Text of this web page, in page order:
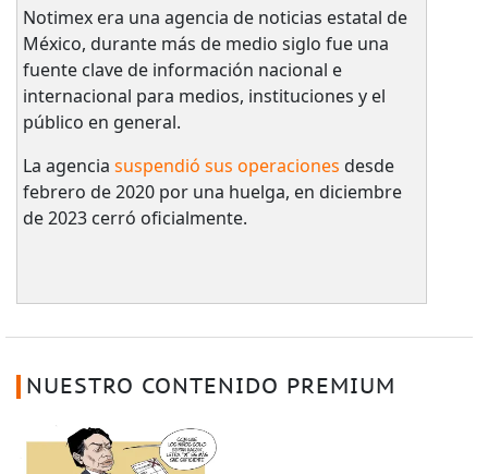
Notimex era una agencia de noticias estatal de
México, durante más de medio siglo fue una
fuente clave de información nacional e
internacional para medios, instituciones y el
público en general.
La agencia suspendió sus operaciones desde
febrero de 2020 por una huelga, en diciembre
de 2023 cerró oficialmente.
NUESTRO CONTENIDO PREMIUM